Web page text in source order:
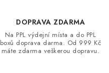
DOPRAVA ZDARMA
Na PPL výdejní místa a do PPL
boxů doprava darma. Od 999 Kč
máte zdarma veškerou dopravu.